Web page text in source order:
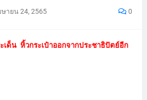
ษายน 24, 2565 0
ด็น หิ้วกระเป๋าออกจากประชาธิปัตย์อีก